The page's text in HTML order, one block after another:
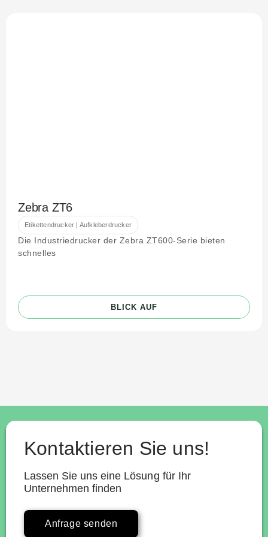
Zebra ZT6
Etikettendrucker | Aufkleberdrucker
Die Industriedrucker der Zebra ZT600-Serie bieten
schnelles
BLICK AUF
Kontaktieren Sie uns!
Lassen Sie uns eine Lösung für Ihr
Unternehmen finden
Anfrage senden